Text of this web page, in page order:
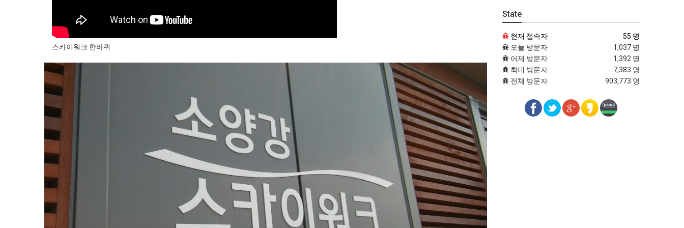
스카이워크 한바퀴
State
현재 접속자
55 명
오늘 방문자
1,037 명
어제 방문자
1,392 명
최대 방문자
7,383 명
전체 방문자
903,773 명